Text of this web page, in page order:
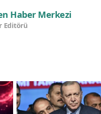
Haber Merkezi
Editörü